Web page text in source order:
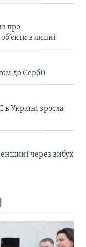
про
в липні
до Сербії
в Україні зросла
через вибух